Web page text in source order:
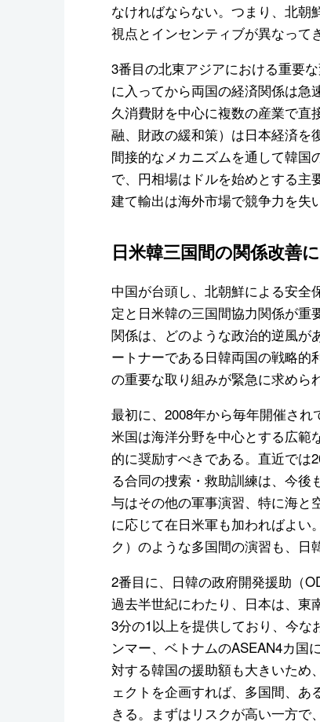
なければならない。つまり、北朝
視点とインセンティブが異なって
3番目の北東アジアにおける重要
に入ってから両国の経済関係は急
久消費財を中心に複数の産業で直
融、財政の緩和策）は日本経済を
間接的なメカニズムを通して韓国
で、円相場はドルを始めとする主
建て輸出は海外市場で競争力を失
日米韓三国間の関係改善
中国が台頭し、北朝鮮による安全
定と日米韓の三国間協力関係が重
関係は、どのような政治的逆風が
ートナーである日韓両国の戦略的
の重要な取り組みが緊急に求めら
最初に、2008年から毎年開催され
米国は海洋分野を中心とする広範
的に奨励すべきである。直近では
る合同の捜索・救助訓練は、今
与はその他の軍事演習、特に海と
に応じて在日米軍も加わればよい
ク）のような多国間の演習も、日
2番目に、日韓の政府開発援助（
過去半世紀にわたり、日本は、東
3分の1以上を提供しており、今
ンマー、ベトナムのASEAN4カ国
対する韓国の援助額も大きいため
ェクトを企画すれば、多国間、
きる。まずはリスクが高い一方